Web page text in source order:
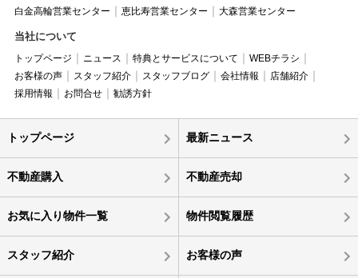
白金高輪営業センター
恵比寿営業センター 大森営業センター
当社について
トップページ ニュース 特典とサービスについて
WEBチラシ
お客様の声
スタッフ紹介 スタッフブログ 会社情報
店舗紹介
採用情報
お問合せ 勧誘方針
トップページ 最新ニュース
不動産購入 不動産売却
お気に入り物件一覧 物件閲覧履歴
スタッフ紹介 お客様の声